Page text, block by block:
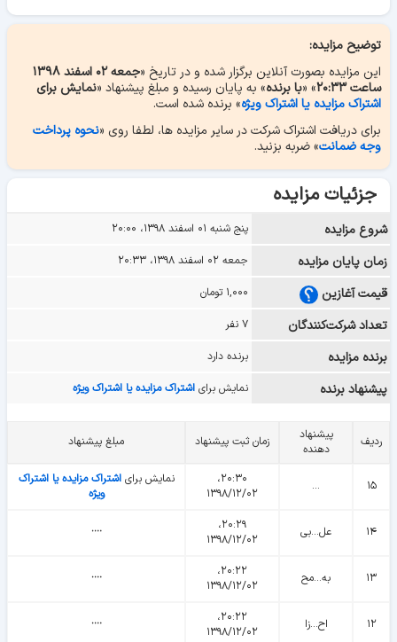
توضیح مزایده:
این مزایده بصورت آنلاین برگزار شده و در تاریخ «
جمعه ۰۲ اسفند ۱۳۹۸
ساعت ۲۰:۳۳
» «با برنده» به پایان رسیده و مبلغ پیشنهاد «نمایش برای
اشتراک مزایده یا اشتراک ویژه» برنده شده است.
برای دریافت اشتراک شرکت در سایر مزایده ها، لطفا روی «نحوه پرداخت
وجه ضمانت» ضربه بزنید.
جزئیات مزایده
شروع مزایده پنج شنبه ۰۱ اسفند ۱۳۹۸، ۲۰:۰۰
زمان پایان مزایده جمعه ۰۲ اسفند ۱۳۹۸، ۲۰:۳۳
قیمت آغازین ۱,۰۰۰ تومان
تعداد شرکت‌کنندگان ۷ نفر
برنده مزایده برنده دارد
پیشنهاد برنده نمایش برای اشتراک مزایده یا اشتراک ویژه
ردیف
پیشنهاد
دهنده
زمان ثبت پیشنهاد مبلغ پیشنهاد
۱۵ ...
۲۰:۳۰،
۱۳۹۸/۱۲/۰۲
نمایش برایاشتراک مزایده یا اشتراک
ویژه
۱۴ عل...بی
۲۰:۲۹،
۱۳۹۸/۱۲/۰۲
᠁
۱۳ به...مح
۲۰:۲۲،
۱۳۹۸/۱۲/۰۲
᠁
۱۲ اح...زا
۲۰:۲۲،
۱۳۹۸/۱۲/۰۲
᠁